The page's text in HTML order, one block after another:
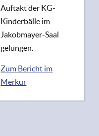
Auftakt der KG-
Kinderbälle im
Jakobmayer-Saal
gelungen.
Zum Bericht im
Merkur